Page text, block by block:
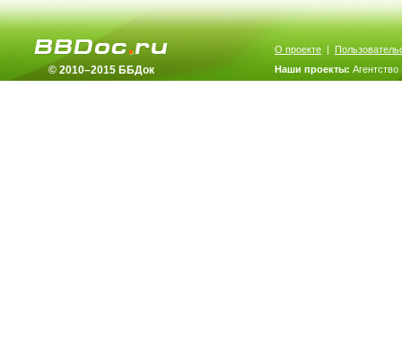
© 2010–2015 ББДок
О проекте |
Наши проекты: